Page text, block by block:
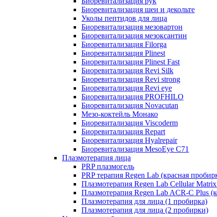
Биоревитализация шеи и декольте
Уколы пептидов для лица
Биоревитализация мезовартон
Биоревитализация мезоксантин
Биоревитализация Filorga
Биоревитализация Plinest
Биоревитализация Plinest Fast
Биоревитализация Revi Silk
Биоревитализация Revi strong
Биоревитализация Revi eye
Биоревитализация PROFHILO
Биоревитализация Novacutan
Мезо-коктейль Монако
Биоревитализация Viscoderm
Биоревитализация Repart
Биоревитализация Hyalrepair
Биоревитализация MesoEye C71
Плазмотерапия лица
PRP плазмогель
PRP терапия Regen Lab (красная
Плазмотерапия Regen Lab Cellular
Плазмотерапия Regen Lab ACR-C Plus
Плазмотерапия для лица (1 пробирка)
Плазмотерапия для лица (2 пробирки)